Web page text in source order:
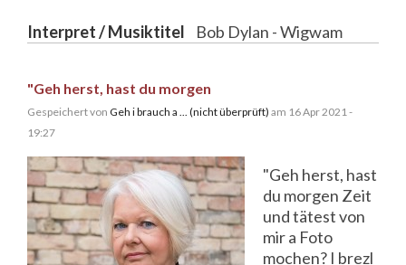
Interpret / Musiktitel Bob Dylan - Wigwam
"Geh herst, hast du morgen
Gespeichert von Geh i brauch a ... (nicht überprüft) am 16 Apr 2021 -
19:27
"Geh herst, hast
du morgen Zeit
und tätest von
mir a Foto
mochen? I brezl